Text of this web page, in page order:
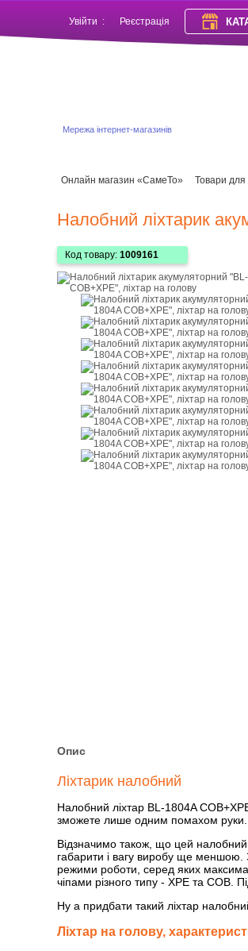
Увійти : Реєстрація
Мережа інтернет-магазинів
Онлайн магазин «СамеТо» Товари
Налобний ліхтарик
Код товару: 1009161
Опис
Ліхтарик налобний
Налобний ліхтар BL-1804A
зможете лише одним помахом руки.
Відзначимо також, що цей налобний
габарити і вагу виробу ще меншою.
режими роботи, серед яких
чіпами різного типу - XPE та COB.
Ну а придбати такий ліхтар
Ліхтар на голову,